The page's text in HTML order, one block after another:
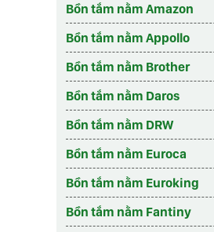
Bồn tắm nằm Amazon
Bồn tắm nằm Appollo
Bồn tắm nằm Brother
Bồn tắm nằm Daros
Bồn tắm nằm DRW
Bồn tắm nằm Euroca
Bồn tắm nằm Euroking
Bồn tắm nằm Fantiny